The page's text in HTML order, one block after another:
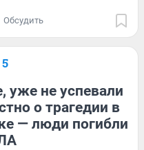
Обсудить
уже не успевали
о трагедии в
— люди погибли